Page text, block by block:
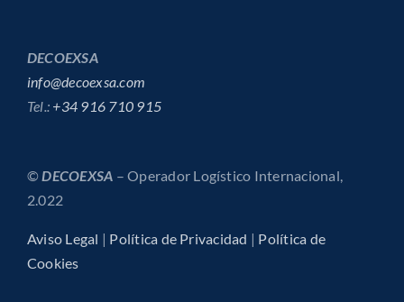
DECOEXSA
info@decoexsa.com
Tel.: +34 916 710 915
©DECOEXSA – Operador Logístico Internacional,
2.022
Aviso Legal | Política de Privacidad | Política de
Cookies